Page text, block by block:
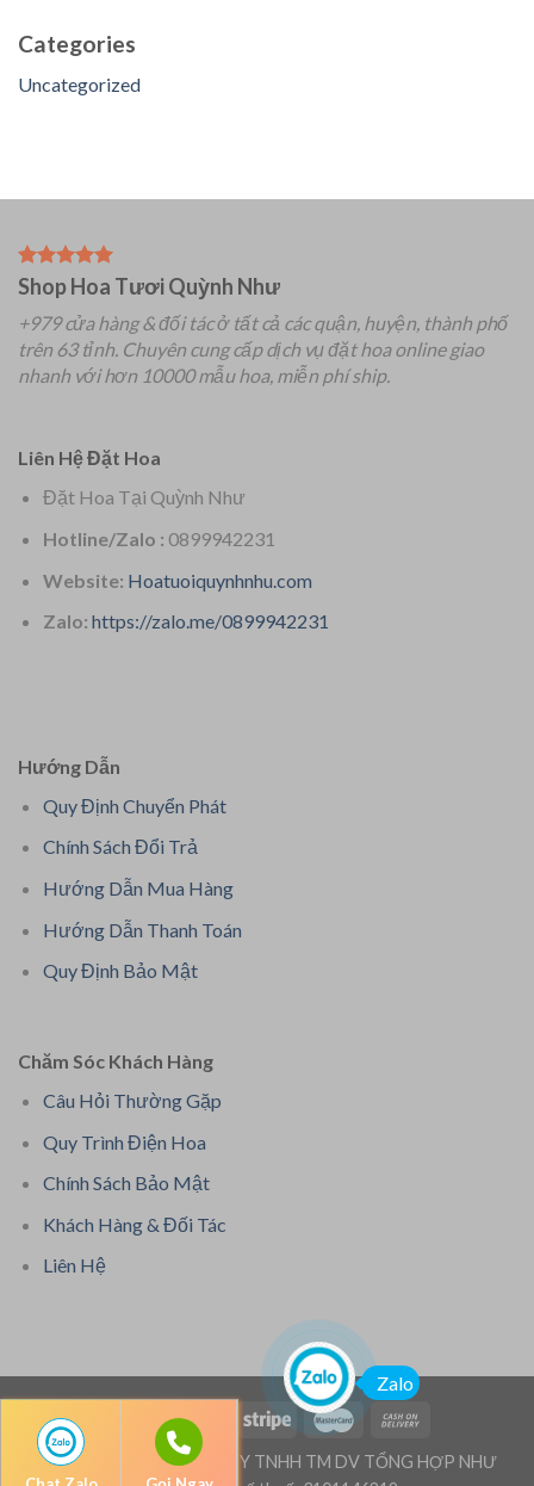
Categories
Uncategorized
Shop Hoa Tươi Quỳnh Như
+979 cửa hàng & đối tác ở tất cả các quận, huyện, thành phố
trên 63 tỉnh. Chuyên cung cấp dịch vụ đặt hoa online giao
nhanh với hơn 10000 mẫu hoa, miễn phí ship.
Liên Hệ Đặt Hoa
Đặt Hoa Tại Quỳnh Như
Hotline/Zalo : 0899942231
Website: Hoatuoiquynhnhu.com
Zalo: https://zalo.me/0899942231
Hướng Dẫn
Quy Định Chuyển Phát
Chính Sách Đổi Trả
Hướng Dẫn Mua Hàng
Hướng Dẫn Thanh Toán
Quy Định Bảo Mật
Chăm Sóc Khách Hàng
Câu Hỏi Thường Gặp
Quy Trình Điện Hoa
Chính Sách Bảo Mật
Khách Hàng & Đối Tác
Liên Hệ
Bản quyền thuộc: CÔNG TY TNHH TM DV TỔNG HỢP NHƯ
Zalo